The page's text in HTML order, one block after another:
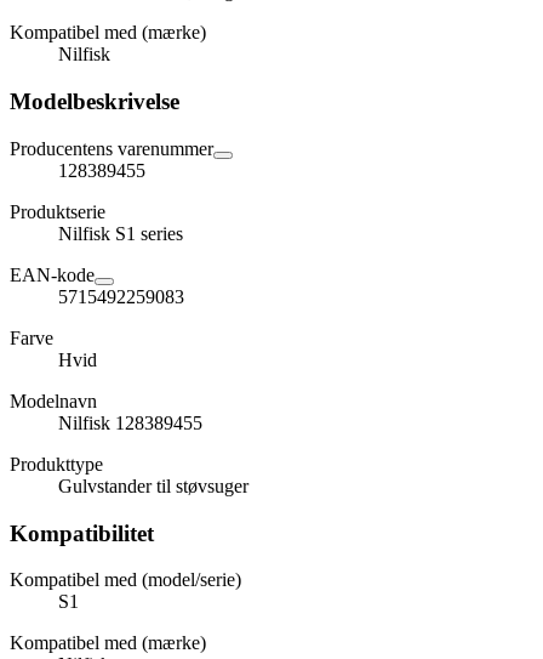
Kompatibel med (mærke)
Nilfisk
Modelbeskrivelse
Producentens varenummer
128389455
Produktserie
Nilfisk S1 series
EAN-kode
5715492259083
Farve
Hvid
Modelnavn
Nilfisk 128389455
Produkttype
Gulvstander til støvsuger
Kompatibilitet
Kompatibel med (model/serie)
S1
Kompatibel med (mærke)